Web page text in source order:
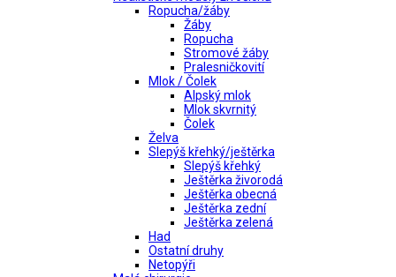
Ropucha/žáby
Žáby
Ropucha
Stromové žáby
Pralesničkovití
Mlok / Čolek
Alpský mlok
Mlok skvrnitý
Čolek
Želva
Slepýš křehký/ještěrka
Slepýš křehký
Ještěrka živorodá
Ještěrka obecná
Ještěrka zední
Ještěrka zelená
Had
Ostatní druhy
Netopýři